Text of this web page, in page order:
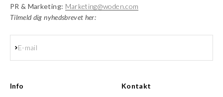
PR & Marketing: Marketing@woden.com
Tilmeld dig nyhedsbrevet her:
E-mail
Abonnér
Info Kontakt